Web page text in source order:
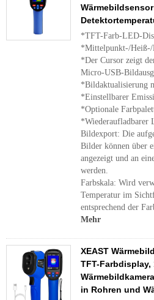
*TFT-Farb-LED-
*Mittelpunkt-/
*Der Cursor zeigt
Micro-USB-
*Bildaktualisierung
*Einstellbarer
*Optionale
Bildexport: Die
Bilder können über
angezeigt und an
werden.
Farbskala: Wird
Temperatur im
entsprechend der
Mehr
XEAST
TFT-
in Rohren und